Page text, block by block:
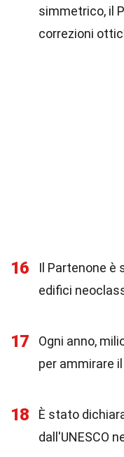
simmetrico, il
correzioni
16
Il Partenone è
edifici
17
Ogni anno,
per ammirare
18
È stato
dall'UNESCO